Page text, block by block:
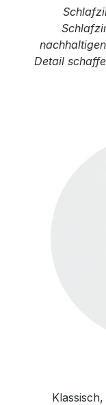
Detail